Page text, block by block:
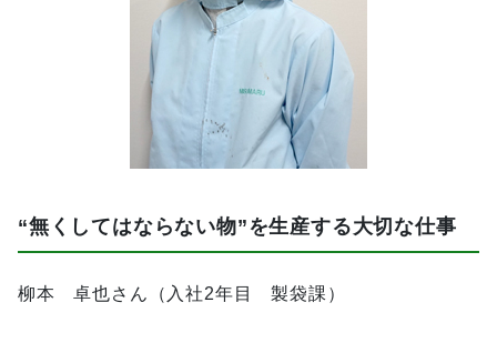
“無くしてはならない物”を生産する大切な仕事
柳本 卓也さん（入社2年目 製袋課）